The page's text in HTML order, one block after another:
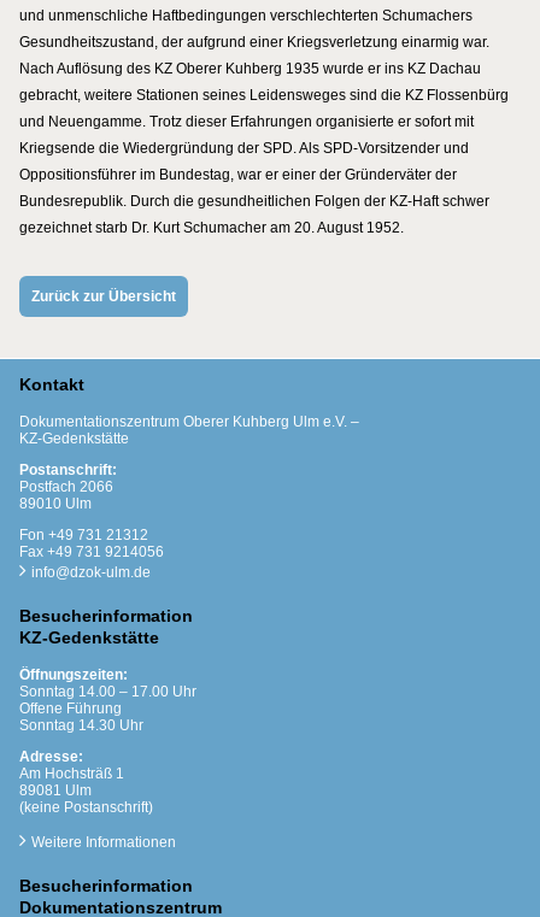
und unmenschliche Haftbedingungen verschlechterten Schumachers
Gesundheitszustand, der aufgrund einer Kriegsverletzung einarmig war.
Nach Auflösung des KZ Oberer Kuhberg 1935 wurde er ins KZ Dachau
gebracht, weitere Stationen seines Leidensweges sind die KZ Flossenbürg
und Neuengamme. Trotz dieser Erfahrungen organisierte er sofort mit
Kriegsende die Wiedergründung der SPD. Als SPD-Vorsitzender und
Oppositionsführer im Bundestag, war er einer der Gründerväter der
Bundesrepublik. Durch die gesundheitlichen Folgen der KZ-Haft schwer
gezeichnet starb Dr. Kurt Schumacher am 20. August 1952.
Zurück zur Übersicht
Kontakt
Dokumentationszentrum Oberer Kuhberg Ulm e.V. –
KZ-Gedenkstätte
Postanschrift:
Postfach 2066
89010 Ulm
Fon +49 731 21312
Fax +49 731 9214056
info@dzok-ulm.de
Besucherinformation
KZ-Gedenkstätte
Öffnungszeiten:
Sonntag 14.00 – 17.00 Uhr
Offene Führung
Sonntag 14.30 Uhr
Adresse:
Am Hochsträß 1
89081 Ulm
(keine Postanschrift)
Weitere Informationen
Besucherinformation
Dokumentationszentrum